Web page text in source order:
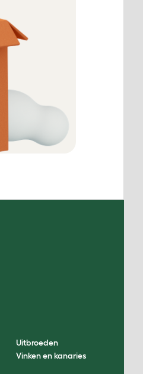
Uitbroeden
Vinken en kanaries